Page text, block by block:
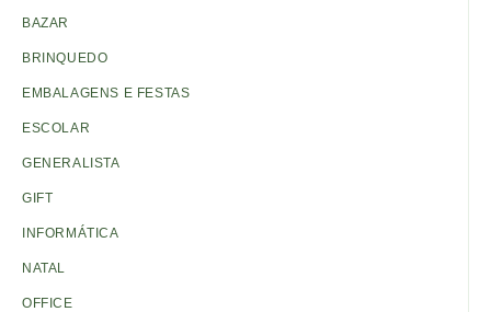
BAZAR
BRINQUEDO
EMBALAGENS E FESTAS
ESCOLAR
GENERALISTA
GIFT
INFORMÁTICA
NATAL
OFFICE